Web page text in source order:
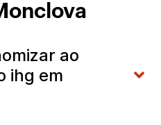
ao
ihg em